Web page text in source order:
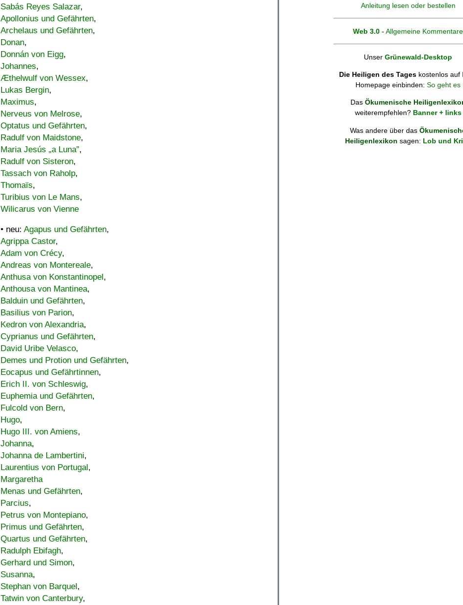
Sabás Reyes Salazar,
Apollonius und Gefährten,
Archelaus und Gefährten,
Donan,
Donnán von Eigg,
Johannes,
Æthelwulf von Wessex,
Lukas Bergin,
Maximus,
Nerveus von Melrose,
Optatus und Gefährten,
Radulf von Maidstone,
Maria Jesús „a Luna”,
Radulf von Sisteron,
Tassach von Raholp,
Thomaïs,
Turibius von Le Mans,
Wilicarus von Vienne
• neu: Agapus und Gefährten,
Agrippa Castor,
Adam von Crécy,
Andreas von Montereale,
Anthusa von Konstantinopel,
Anthousa von Mantinea,
Balduin und Gefährten,
Basilius von Parion,
Kedron von Alexandria,
Cyprianus und Gefährten,
David Uribe Velasco,
Demes und Protion und Gefährten,
Eocapus und Gefährtinnen,
Erich II. von Schleswig,
Euphemia und Gefährten,
Fulcold von Bern,
Hugo,
Hugo III. von Amiens,
Johanna,
Johanna de Lambertini,
Laurentius von Portugal,
Margaretha
Menas und Gefährten,
Parcius,
Petrus von Montepiano,
Primus und Gefährten,
Quartus und Gefährten,
Radulph Ebifagh,
Gerhard und Simon,
Susanna,
Stephan von Barquel,
Tatwin von Canterbury,
Anleitung lesen oder bestellen
Web 3.0 - Allgemeine Kommentare
Unser Grünewald-Desktop
Die Heiligen des Tages kostenlos auf
Homepage einbinden: So geht es
Das Ökumenische
weiterempfehlen? Banner + links
Was andere über das
Heiligenlexikon sagen: Lob und